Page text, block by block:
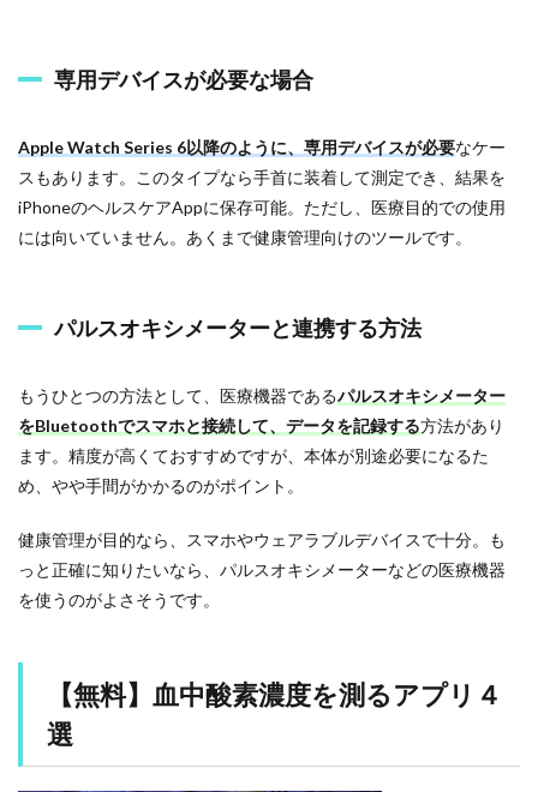
1.3
ル
ス
オ
キ
メ
と
す
る
方
法
【
料
】
素
濃
度
を
専用デバイスが必要な場合
Apple Watch Series 6以降のように、専用デバイスが必要なケー
スもあります。このタイプなら手首に装着して測定でき、結果を
iPhoneのヘルスケアAppに保存可能。ただし、医療目的での使用
には向いていません。あくまで健康管理向けのツールです。
パルスオキシメーターと連携する方法
もうひとつの方法として、医療機器であるパルスオキシメーター
をBluetoothでスマホと接続して、データを記録する方法があり
ます。精度が高くておすすめですが、本体が別途必要になるた
め、やや手間がかかるのがポイント。
健康管理が目的なら、スマホやウェアラブルデバイスで十分。も
っと正確に知りたいなら、パルスオキシメーターなどの医療機器
を使うのがよさそうです。
【無料】血中酸素濃度を測るアプリ４
選